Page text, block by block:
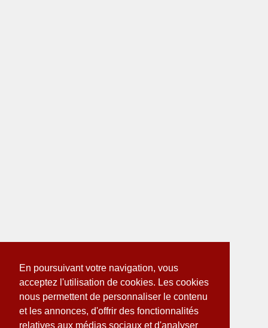
En poursuivant votre navigation, vous
acceptez l'utilisation de cookies. Les cookies
nous permettent de personnaliser le contenu
et les annonces, d'offrir des fonctionnalités
relatives aux médias sociaux et d'analyser